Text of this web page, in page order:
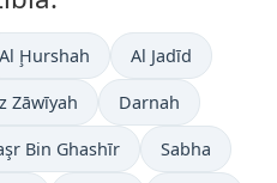
Al Ḩurshah Al Jadīd
Zāwīyah Darnah
Bin Ghashīr Sabha